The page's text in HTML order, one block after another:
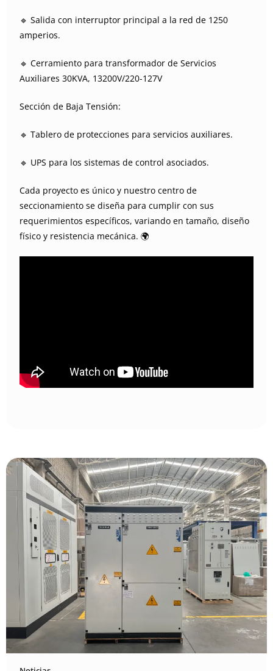
🔹 Salida con interruptor principal a la red de 1250
amperios.
🔹 Cerramiento para transformador de Servicios
Auxiliares 30KVA, 13200V/220-127V
Sección de Baja Tensión:
🔹 Tablero de protecciones para servicios auxiliares.
🔹 UPS para los sistemas de control asociados.
Cada proyecto es único y nuestro centro de
seccionamiento se diseña para cumplir con sus
requerimientos específicos, variando en tamaño, diseño
físico y resistencia mecánica. 🌍